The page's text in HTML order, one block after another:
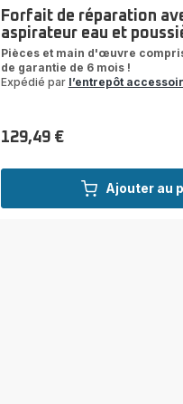
Ajouter au
Forfait de réparation
aspirateur eau et
Pièces et main d'œuvre
de garantie de 6 mois !
Expédié par l’entrepôt
Prix
129,49 €